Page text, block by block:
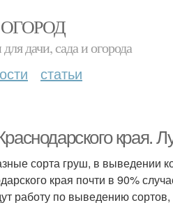
дачи, сада и огорода
статьи
края.
сорта груш, в выведении
края почти в 90%
работу по выведению